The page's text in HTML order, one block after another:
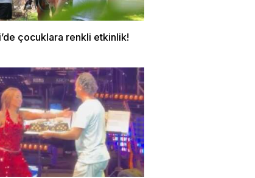
çocuklara renkli etkinlik!